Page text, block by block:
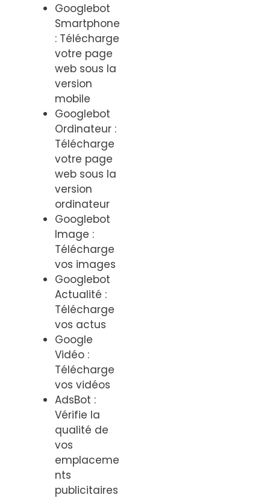
Googlebot
Smartphone
: Télécharge
votre page
web sous la
version
mobile
Googlebot
Ordinateur :
Télécharge
votre page
web sous la
version
ordinateur
Googlebot
Image :
Télécharge
vos images
Googlebot
Actualité :
Télécharge
vos actus
Google
Vidéo :
Télécharge
vos vidéos
AdsBot :
Vérifie la
qualité de
vos
emplaceme
nts
publicitaires